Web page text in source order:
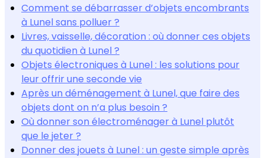
Comment se débarrasser d’objets encombrants
à Lunel sans polluer ?
Livres, vaisselle, décoration : où donner ces objets
du quotidien à Lunel ?
Objets électroniques à Lunel : les solutions pour
leur offrir une seconde vie
Après un déménagement à Lunel, que faire des
objets dont on n’a plus besoin ?
Où donner son électroménager à Lunel plutôt
que le jeter ?
Donner des jouets à Lunel : un geste simple après